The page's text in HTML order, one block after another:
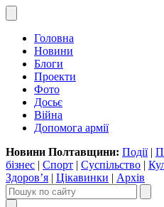
Головна
Новини
Блоги
Проекти
Фото
Досьє
Війна
Допомога армії
Новини Полтавщини: Події|
бізнес | Спорт | Суспільство |
Здоров’я | Цікавинки | Архів